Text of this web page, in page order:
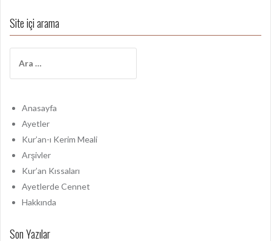
Site içi arama
a
a
Anasayfa
Ayetler
Kur’an-ı Kerim Meali
Arşivler
Kur’an Kıssaları
Ayetlerde Cennet
Hakkında
Son Yazılar